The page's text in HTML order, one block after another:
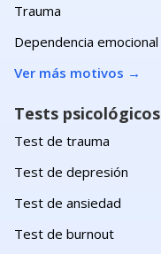
Trauma
Dependencia emocional
Ver más motivos →
Tests psicológicos
Test de trauma
Test de depresión
Test de ansiedad
Test de burnout